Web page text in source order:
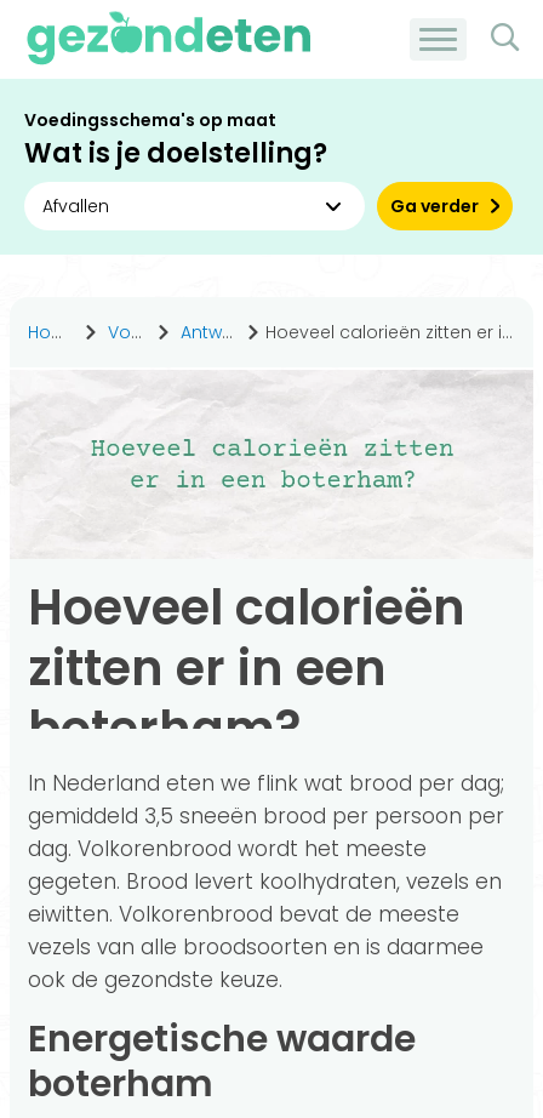
Voedingsschema's op maat
Wat is je doelstelling?
Ga verder
Home Voeding Antwoorden Hoeveel calorieën zitten er in een boterham?
Hoeveel calorieën
zitten er in een
boterham?
In Nederland eten we flink wat brood per dag;
gemiddeld 3,5 sneeën brood per persoon per
dag. Volkorenbrood wordt het meeste
gegeten. Brood levert koolhydraten, vezels en
eiwitten. Volkorenbrood bevat de meeste
vezels van alle broodsoorten en is daarmee
ook de gezondste keuze.
Energetische waarde
boterham